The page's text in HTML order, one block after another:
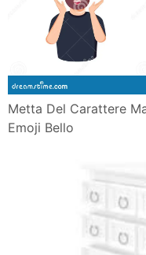
Metta Del Carattere
Emoji Bello